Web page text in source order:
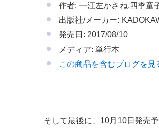
作者: 一江左かさね,四季童
出版社/メーカー:
発売日: 2017/08/10
メディア: 単行本
この商品を含むブログを見
そして最後に、10月10日発売予